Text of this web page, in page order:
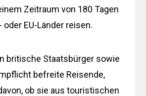
Zeitraum von 180 Tagen
oder EU-Länder reisen.
britische Staatsbürger sowie
befreite Reisende,
ob sie aus touristischen